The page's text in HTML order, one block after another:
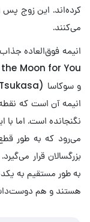
کرده‌اند. این زوج پس
می‌کنند.
انیمه آن است که
نگنجانده است. اما
می‌رود که به طور
بزرگسالان قرار
به طور مستقیم به
هستند و هم